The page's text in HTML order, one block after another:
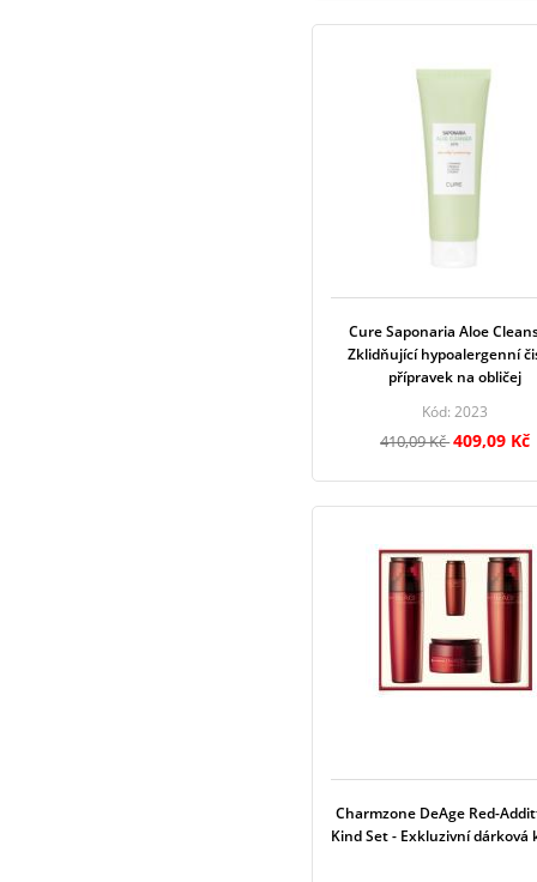
Cure Saponaria Aloe
Zklidňující hypoalergenní
přípravek na obličej
Kód: 2023
410,09 Kč409,09 Kč
Charmzone DeAge Red-
Kind Set - Exkluzivní dárková